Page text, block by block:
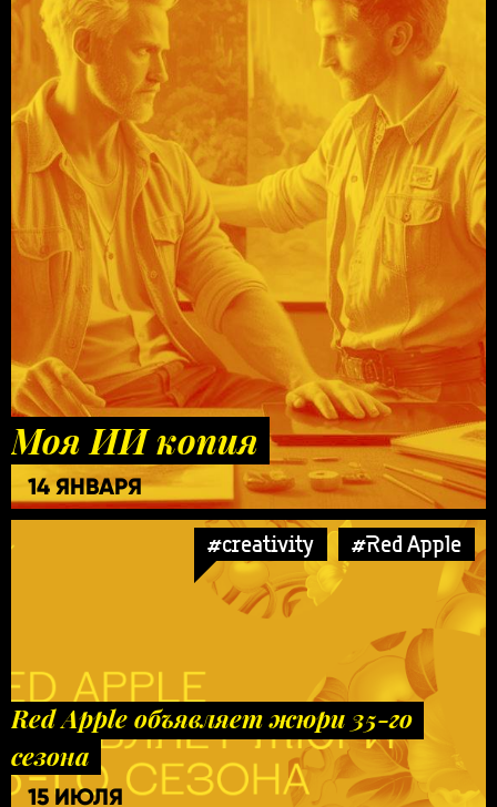
Моя ИИ копия
14 ЯНВАРЯ
#creativity #Red Apple
Red Apple объявляет жюри 35-го
сезона
15 ИЮЛЯ